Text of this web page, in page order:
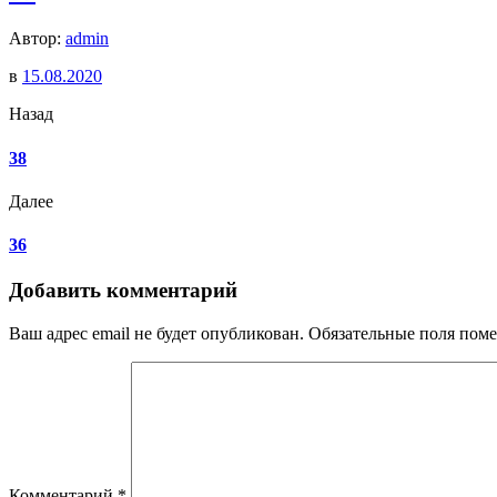
Автор: admin
в 15.08.2020
Назад
38
Далее
36
Добавить комментарий
Ваш адрес email не будет опубликован. Обязательные поля